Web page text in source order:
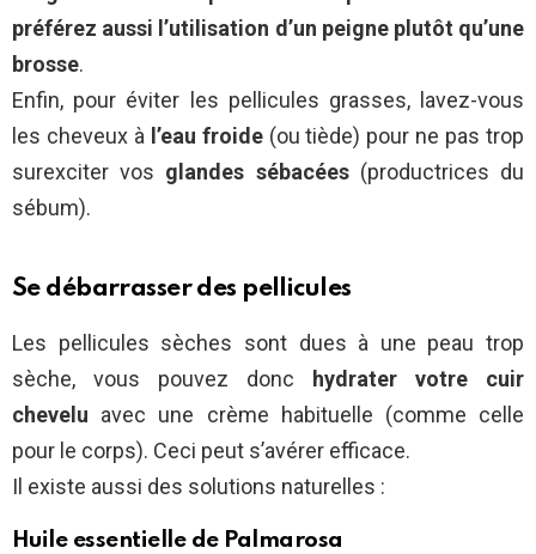
préférez aussi l’utilisation d’un peigne plutôt qu’une
brosse.
Enfin, pour éviter les pellicules grasses, lavez-vous
les cheveux à l’eau froide(ou tiède) pour ne pas trop
surexciter vos glandes sébacées(productrices du
sébum).
Se débarrasser des pellicules
Les pellicules sèches sont dues à une peau trop
sèche, vous pouvez donc
hydrater votre cuir
chevelu avec une crème habituelle (comme celle
pour le corps). Ceci peut s’avérer efficace.
Il existe aussi des solutions naturelles :
Huile essentielle de Palmarosa